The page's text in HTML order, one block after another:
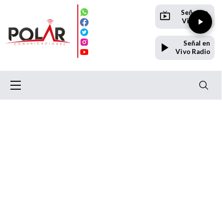
Señal en
Vivo TV
Señal en
Vivo Radio